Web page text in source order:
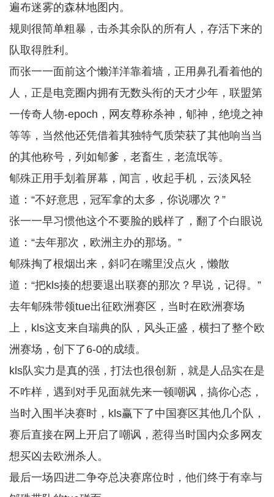
遍布迷雾的森林地图内。
规则很简单粗暴，击杀其余队的所有人，存活下来的
队取得胜利。
而张一一面前这个懒洋洋靠着墙，正用鼻孔看着他的
人，正是电竞圈内拥有无数头衔的天才少年，联盟第
一传奇人物-epoch，网友尊称杀神，郇神，绝境之神
等等，当然他还凭借着其独特气质荣获了其他响当当
的其他称号，列如郇爹，老畜生，老流氓等。
郇殊正用手划着屏幕，闻言，收起手机，云淡风轻
道：“不好意思，冠军拿的太多，你说哪次？”
张一一早习惯他这个不要脸的贱样了，翻了个白眼说
道：“去年那次，欧洲主办的那场。”
郇殊掏了根烟出来，斜叼在嘴里没点火，懒散
道：“把kls揍的想要退出联赛的那次？早说，记得。”
去年郇殊带领tue出征欧洲赛区，当时在欧洲赛场
上，kls这支来自瑞典的队，风头正盛，横扫了整个欧
洲赛场，创下了6-0的成绩。
kls队实力是真的强，打法也很创新，就是人品实在是
不咋样，遇到对手见面就先来一顿嘲讽，搞你心态，
当时入围半决赛时，kls赢下了中国赛区其他几个队，
赛后直接在网上开启了嘲讽，惹得当时国内众多网友
想买凶去欧洲杀人。
最后一场四进二争夺总决赛席位时，他们终于有幸与